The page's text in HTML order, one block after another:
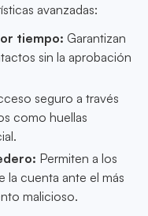
avanzadas:
tiempo: Garantizan
sin la aprobación
seguro a través
como huellas
Permiten a los
la cuenta ante el más
malicioso.